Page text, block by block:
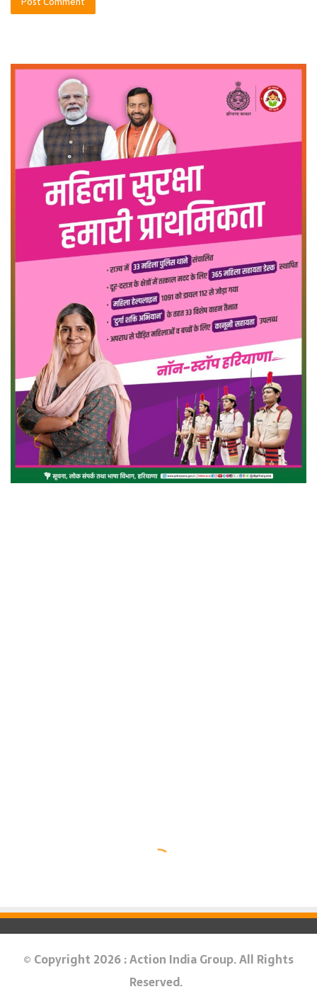
© Copyright 2026 : Action India Group. All Rights
Reserved.